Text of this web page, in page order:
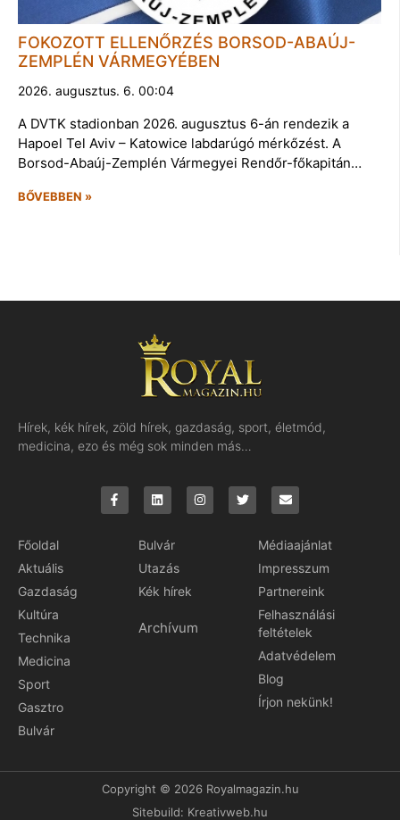
FOKOZOTT ELLENŐRZÉS BORSOD-ABAÚJ-
ZEMPLÉN VÁRMEGYÉBEN
2026. augusztus. 6. 00:04
A DVTK stadionban 2026. augusztus 6-án rendezik a
Hapoel Tel Aviv – Katowice labdarúgó mérkőzést. A
Borsod-Abaúj-Zemplén Vármegyei Rendőr-főkapitán…
BŐVEBBEN »
Hírek, kék hírek, zöld hírek, gazdaság, sport, életmód,
medicina, ezo és még sok minden más…
Főoldal
Aktuális
Gazdaság
Kultúra
Technika
Medicina
Sport
Gasztro
Bulvár
Bulvár
Utazás
Kék hírek
Archívum
Médiaajánlat
Impresszum
Partnereink
Felhasználási
feltételek
Adatvédelem
Blog
Írjon nekünk!
Copyright © 2026 Royalmagazin.hu
Sitebuild: Kreativweb.hu